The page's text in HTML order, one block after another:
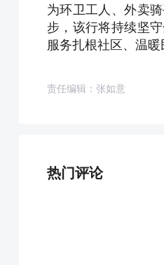
为环卫工人、外卖
步，该行将持续坚
服务扎根社区、温暖
责任编辑：张如意
热门评论